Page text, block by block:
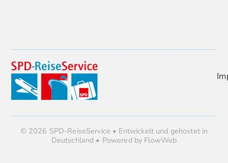
© 2026 SPD-ReiseService • Entwickelt und gehostet in
Deutschland • Powered by FlowWeb